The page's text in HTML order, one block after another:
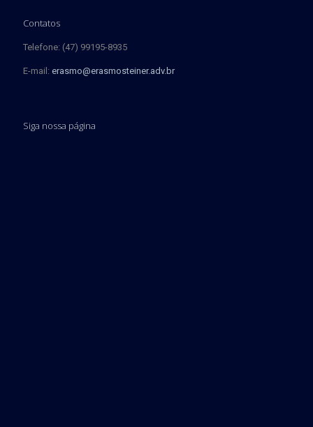
Contatos
Telefone: (47) 99195-8935
E-mail: erasmo@erasmosteiner.adv.br
Siga nossa página